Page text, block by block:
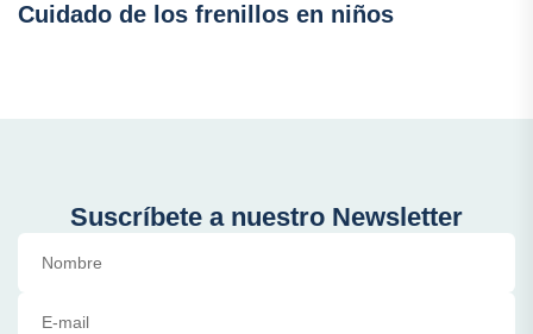
Cuidado de los frenillos en niños
Suscríbete a nuestro Newsletter